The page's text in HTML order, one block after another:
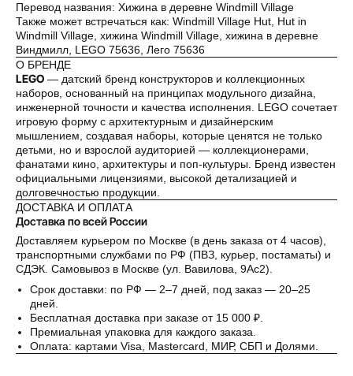
Перевод названия: Хижина в деревне Windmill Village
Также может встречаться как: Windmill Village Hut, Hut in
Windmill Village, хижина Windmill Village, хижина в деревне
Виндмилл, LEGO 75636, Лего 75636
О БРЕНДЕ
LEGO — датский бренд конструкторов и коллекционных
наборов, основанный на принципах модульного дизайна,
инженерной точности и качества исполнения. LEGO сочетает
игровую форму с архитектурным и дизайнерским
мышлением, создавая наборы, которые ценятся не только
детьми, но и взрослой аудиторией — коллекционерами,
фанатами кино, архитектуры и поп-культуры. Бренд известен
официальными лицензиями, высокой детализацией и
долговечностью продукции.
ДОСТАВКА И ОПЛАТА
Доставка по всей России
Доставляем курьером по Москве (в день заказа от 4 часов),
транспортными службами по РФ (ПВЗ, курьер, постаматы) и
СДЭК. Самовывоз в Москве (ул. Вавилова, 9Ас2).
Срок доставки: по РФ — 2–7 дней, под заказ — 20–25
дней.
Бесплатная доставка при заказе от 15 000 ₽.
Премиальная упаковка для каждого заказа.
Оплата: картами Visa, Mastercard, МИР, СБП и Долями.
Как обычная оплата картой
Понятно